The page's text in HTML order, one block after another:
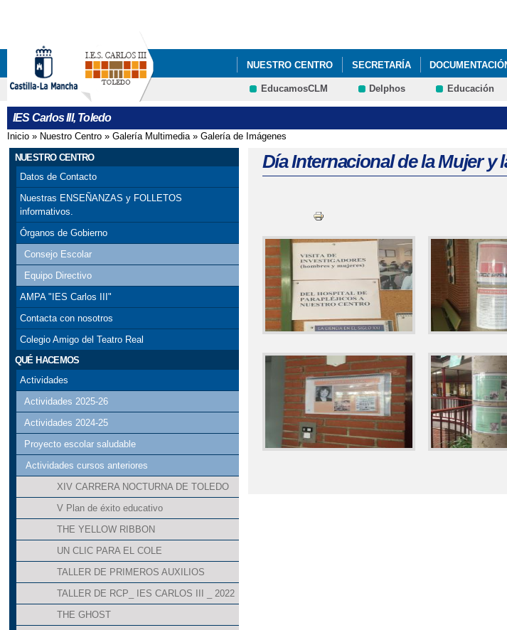
NUESTRO CENTRO SECRETARÍA
EducamosCLM Delphos Educación
IES Carlos III, Toledo
Se encuentra usted aquí
Inicio » Nuestro Centro » Galería Multimedia» Galería de Imágenes
NUESTRO CENTRO
Datos de Contacto
Nuestras ENSEÑANZAS y FOLLETOS
informativos.
Órganos de Gobierno
Consejo Escolar
Equipo Directivo
AMPA "IES Carlos III"
Contacta con nosotros
Colegio Amigo del Teatro Real
QUÉ HACEMOS
Actividades
Actividades 2025-26
Actividades 2024-25
Proyecto escolar saludable
Actividades cursos anteriores
XIV CARRERA NOCTURNA DE TOLEDO
V Plan de éxito educativo
THE YELLOW RIBBON
UN CLIC PARA EL COLE
TALLER DE PRIMEROS AUXILIOS
TALLER DE RCP_ IES CARLOS III _ 2022
THE GHOST
Día Internacional de la Mujer y